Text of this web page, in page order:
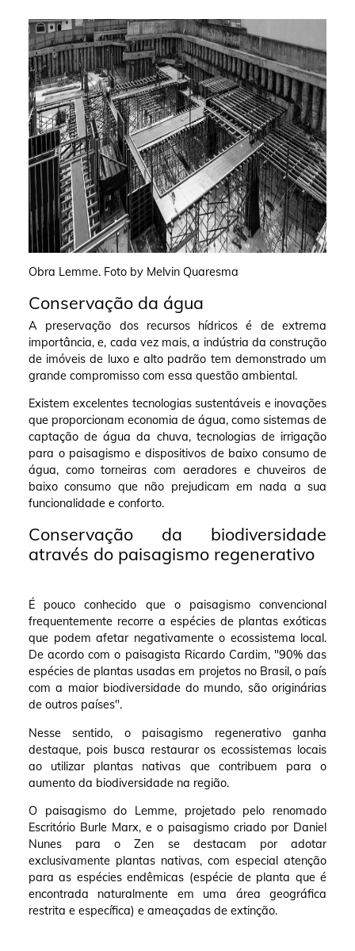
Obra Lemme. Foto by Melvin Quaresma
Conservação da água
A preservação dos recursos hídricos é de extrema
importância, e, cada vez mais, a indústria da construção
de imóveis de luxo e alto padrão tem demonstrado um
grande compromisso com essa questão ambiental.
Existem excelentes tecnologias sustentáveis e inovações
que proporcionam economia de água, como sistemas de
captação de água da chuva, tecnologias de irrigação
para o paisagismo e dispositivos de baixo consumo de
água, como torneiras com aeradores e chuveiros de
baixo consumo que não prejudicam em nada a sua
funcionalidade e conforto.
Conservação da biodiversidade
através do paisagismo regenerativo
É pouco conhecido que o paisagismo convencional
frequentemente recorre a espécies de plantas exóticas
que podem afetar negativamente o ecossistema local.
De acordo com o paisagista Ricardo Cardim, "90% das
espécies de plantas usadas em projetos no Brasil, o país
com a maior biodiversidade do mundo, são originárias
de outros países".
Nesse sentido, o paisagismo regenerativo ganha
destaque, pois busca restaurar os ecossistemas locais
ao utilizar plantas nativas que contribuem para o
aumento da biodiversidade na região.
O paisagismo do Lemme, projetado pelo renomado
Escritório Burle Marx, e o paisagismo criado por Daniel
Nunes para o Zen se destacam por adotar
exclusivamente plantas nativas, com especial atenção
para as espécies endêmicas (espécie de planta que é
encontrada naturalmente em uma área geográfica
restrita e específica) e ameaçadas de extinção.